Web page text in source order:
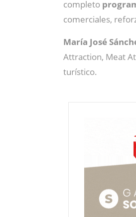
completo
comerciales,
María José
Attraction, Meat
turístico.